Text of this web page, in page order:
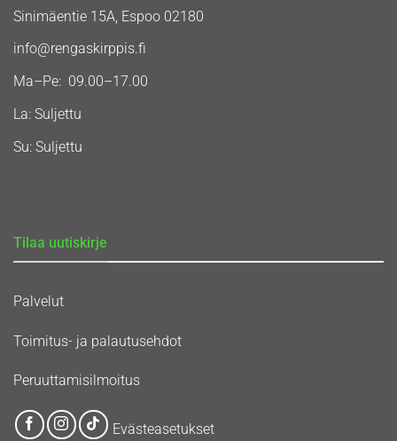
Sinimäentie 15A, Espoo 02180
info@rengaskirppis.fi
Ma–Pe: 09.00–17.00
La: Suljettu
Su: Suljettu
Tilaa uutiskirje
Palvelut
Toimitus- ja palautusehdot
Peruuttamisilmoitus
Evästeasetukset